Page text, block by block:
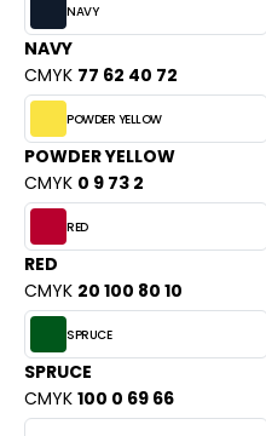
GEN
MORNING STUDIOS
SEGURIDAD
DUICK
NAVY
NAVY
CMYK 77 62 40 72
POWDER YELLOW
POWDER YELLOW
CMYK 0 9 73 2
RED
RED
CMYK 20 100 80 10
SPRUCE
SPRUCE
CMYK 100 0 69 66